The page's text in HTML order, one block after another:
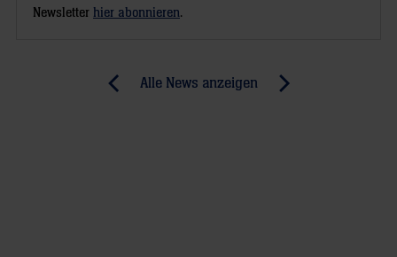
Newsletter hier abonnieren.
Alle News anzeigen